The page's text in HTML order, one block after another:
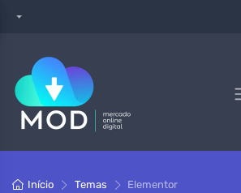
Início Temas Elementor